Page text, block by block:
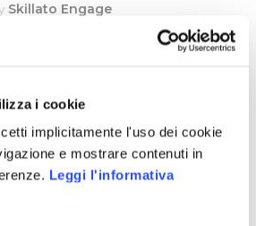
i cookie
implicitamente l'uso dei cookie
e mostrare contenuti in
Leggi l'informativa
Skillato Engage